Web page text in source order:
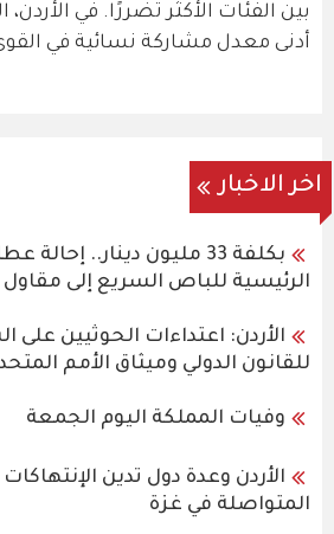
بين الفئات الأكثر تضررًا. في
أدنى معدل مشاركة نسائية في
اخر الاخبار
بكلفة 33 مليون دينار..
الرئيسية للباص السريع إلى
الأردن: اعتداءات الحوثيين
للقانون الدولي وميثاق الأمم
وفيات المملكة اليوم الجمعة
الأردن وعدة دول تدين الإنتهاكات
المتواصلة في غزة